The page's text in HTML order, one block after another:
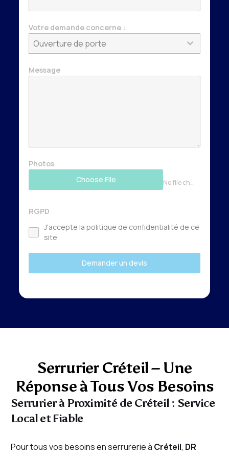
Votre demande concerne :
Ouverture de porte
Message
Photos
Choose File
No file chosen
RGPD
J'accepte la politique de confidentialité de ce
site
Demander un devis
Serrurier Créteil – Une
Réponse à Tous Vos Besoins
Serrurier à Proximité de Créteil : Service
Local et Fiable
Pour tous vos besoins en serrurerie à Créteil, DR